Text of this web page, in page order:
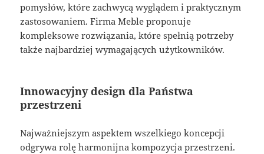
pomysłów, które zachwycą wyglądem i praktycznym
zastosowaniem. Firma Meble proponuje
kompleksowe rozwiązania, które spełnią potrzeby
także najbardziej wymagających użytkowników.
Innowacyjny design dla Państwa
przestrzeni
Najważniejszym aspektem wszelkiego koncepcji
odgrywa rolę harmonijna kompozycja przestrzeni.